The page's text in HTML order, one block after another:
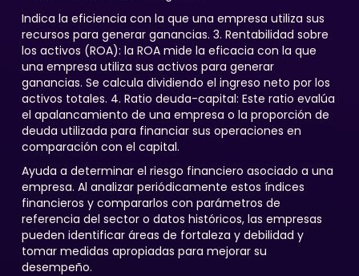
Indica la eficiencia con la que una empresa utiliza sus
recursos para generar ganancias. 3. Rentabilidad sobre
los activos (ROA): la ROA mide la eficacia con la que
una empresa utiliza sus activos para generar
ganancias. Se calcula dividiendo el ingreso neto por los
activos totales. 4. Ratio deuda-capital: Este ratio evalúa
el apalancamiento de una empresa o la proporción de
deuda utilizada para financiar sus operaciones en
comparación con el capital.
Ayuda a determinar el riesgo financiero asociado a una
empresa. Al analizar periódicamente estos índices
financieros y compararlos con parámetros de
referencia del sector o datos históricos, las empresas
pueden identificar áreas de fortaleza y debilidad y
tomar medidas apropiadas para mejorar su
desempeño.